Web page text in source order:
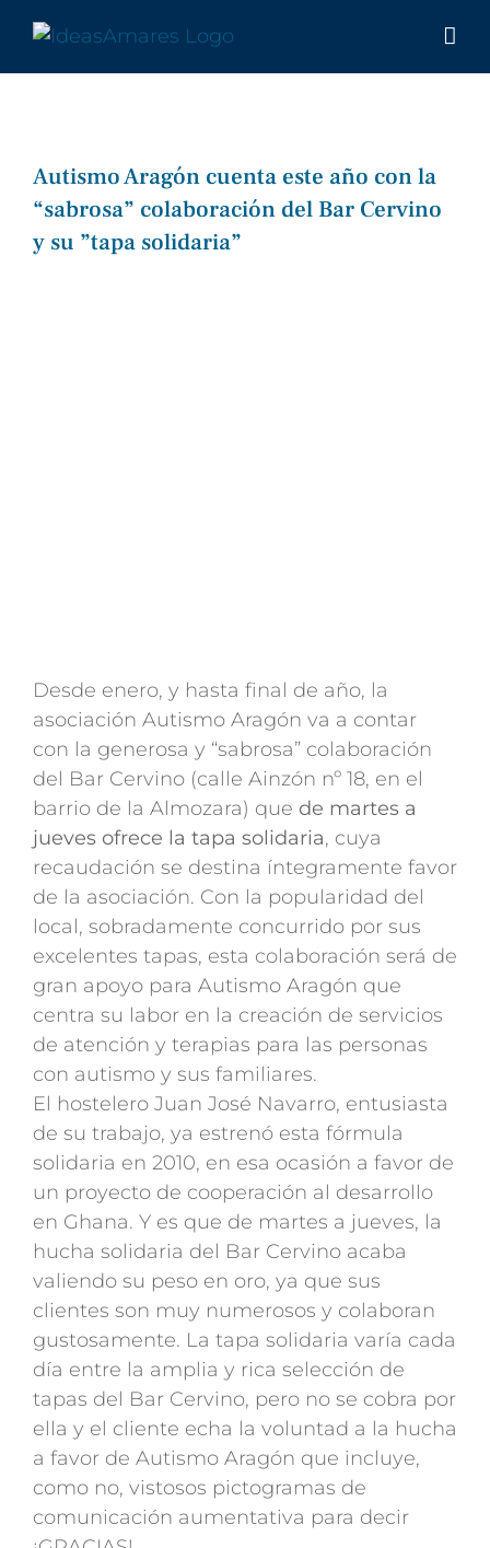
contenido
Autismo Aragón cuenta este año con la
“sabrosa” colaboración del Bar Cervino
y su ”tapa solidaria”
Desde enero, y hasta final de año, la
asociación Autismo Aragón va a contar
con la generosa y “sabrosa” colaboración
del Bar Cervino (calle Ainzón nº 18, en el
barrio de la Almozara) que de martes a
jueves ofrece la tapa solidaria, cuya
recaudación se destina íntegramente favor
de la asociación. Con la popularidad del
local, sobradamente concurrido por sus
excelentes tapas, esta colaboración será de
gran apoyo para Autismo Aragón que
centra su labor en la creación de servicios
de atención y terapias para las personas
con autismo y sus familiares.
El hostelero Juan José Navarro, entusiasta
de su trabajo, ya estrenó esta fórmula
solidaria en 2010, en esa ocasión a favor de
un proyecto de cooperación al desarrollo
en Ghana. Y es que de martes a jueves, la
hucha solidaria del Bar Cervino acaba
valiendo su peso en oro, ya que sus
clientes son muy numerosos y colaboran
gustosamente. La tapa solidaria varía cada
día entre la amplia y rica selección de
tapas del Bar Cervino, pero no se cobra por
ella y el cliente echa la voluntad a la hucha
a favor de Autismo Aragón que incluye,
como no, vistosos pictogramas de
comunicación aumentativa para decir